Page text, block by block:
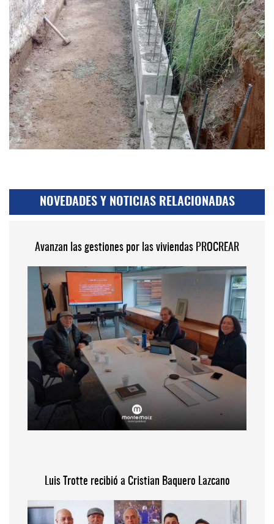
NOVEDADES Y NOTICIAS RELACIONADAS
Avanzan las gestiones por las viviendas PROCREAR
Luis Trotte recibió a Cristian Baquero Lazcano